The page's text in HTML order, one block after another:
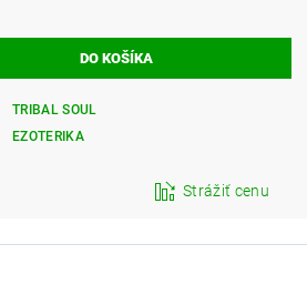
TRIBAL SOUL
EZOTERIKA
Strážiť cenu